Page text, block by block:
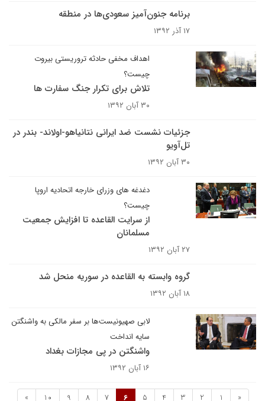
برنامه جنون‌آمیز سعودی‌ها در منطقه
۱۷ آذر ۱۳۹۲
اهداف مخفی حادثه تروریستی بیروت
چیست؟
تلاش برای تکرار جنگ سفارت ها
۳۰ آبان ۱۳۹۲
جزئیات نشست ضد ایرانی نتانیاهو-اولاند- بندر در
تل‌آویو
۳۰ آبان ۱۳۹۲
دغدغه های وزرای خارجه اتحادیه اروپا
چیست؟
از سرایت القاعده تا افزایش جمعیت
مسلمانان
۲۷ آبان ۱۳۹۲
گروه وابسته به القاعده در سوریه منحل شد
۱۸ آبان ۱۳۹۲
لابی صهیونیست‌ها بر سفر مالکی به واشنگتن
سایه انداخت
واشنگتن در پی مجازات بغداد
۱۶ آبان ۱۳۹۲
«
1
2
3
4
5
6
7
8
9
10
»